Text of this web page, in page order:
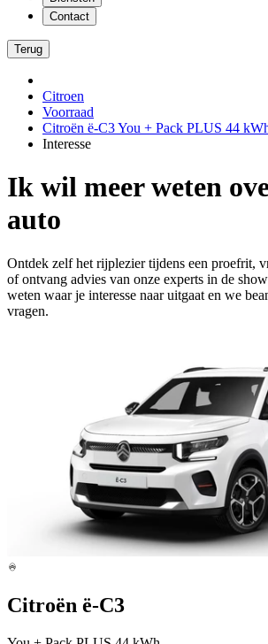
Contact
Terug
Citroen
Voorraad
Citroën ë-C3 You + Pack PLUS 44
Interesse
Ik wil meer weten
auto
Ontdek zelf het rijplezier tijdens een proefrit,
of ontvang advies van onze experts in de
weten waar je interesse naar uitgaat en we
vragen.
Citroën ë-C3